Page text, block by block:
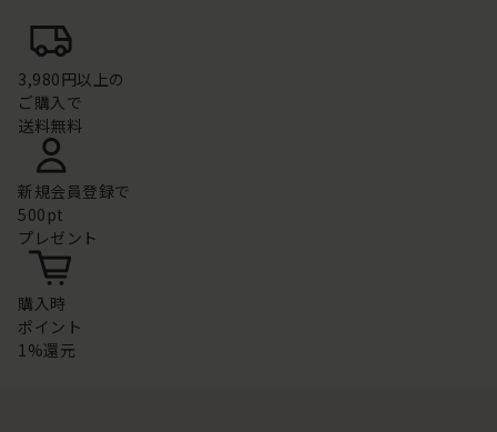
3,980円以上の
ご購入で
送料無料
新規会員登録で
500pt
プレゼント
購入時
ポイント
1%還元